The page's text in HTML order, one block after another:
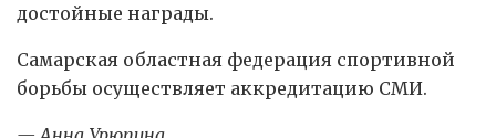
достойные награды.
Самарская областная федерация спортивной
борьбы осуществляет аккредитацию СМИ.